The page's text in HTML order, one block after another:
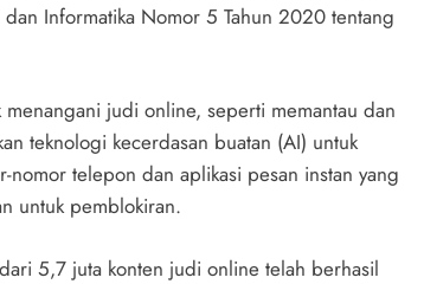
Informatika Nomor 5 Tahun 2020 tentang
judi online, seperti memantau dan
teknologi kecerdasan buatan (AI) untuk
telepon dan aplikasi pesan instan yang
untuk pemblokiran.
5,7 juta konten judi online telah berhasil